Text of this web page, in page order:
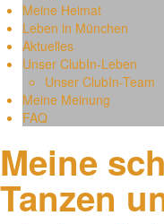
Meine Heimat
Leben in München
Aktuelles
Unser ClubIn-Leben
Unser ClubIn-Team
Meine Meinung
FAQ
Meine
Tanzen